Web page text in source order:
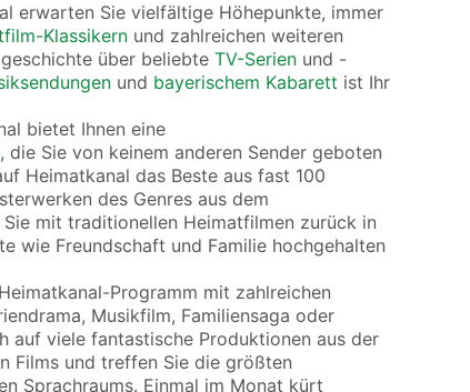
erwarten Sie vielfältige Höhepunkte, immer
Klassikern und zahlreichen weiteren
über beliebte TV-Serien und -
und bayerischem Kabarett ist Ihr
bietet Ihnen eine
, die Sie von keinem anderen Sender geboten
Heimatkanal das Beste aus fast 100
des Genres aus dem
Sie mit traditionellen Heimatfilmen zurück in
wie Freundschaft und Familie hochgehalten
Programm mit zahlreichen
Musikfilm, Familiensaga oder
auf viele fantastische Produktionen aus der
Films und treffen Sie die größten
Sprachraums. Einmal im Monat kürt